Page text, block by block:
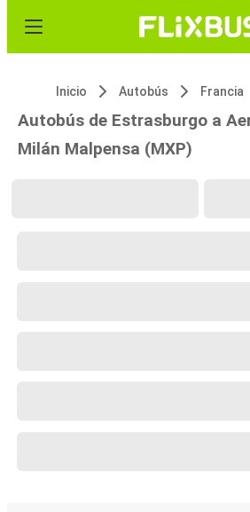
Inicio Autobús Francia
Autobús de Estrasburgo a
Milán Malpensa (MXP)